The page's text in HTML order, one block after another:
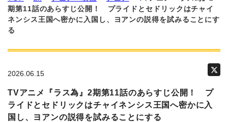
期第11話のあらすじ公開！ プライドとセドリックはチャイ
ネンシス王国へ密かに入国し、ヨアンの説得を試みることにす
る
2026.06.15
TVアニメ『ラス為』2期第11話のあらすじ公開！ プ
ライドとセドリックはチャイネンシス王国へ密かに入
国し、ヨアンの説得を試みることにする